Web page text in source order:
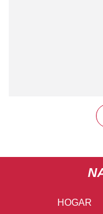
HOGAR